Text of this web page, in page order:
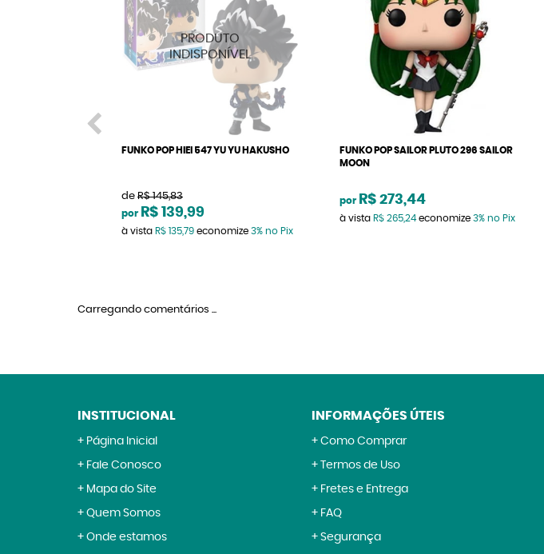
FUNKO POP HIEI 547 YU YU HAKUSHO
de R$ 145,83
por R$ 139,99
à vista R$ 135,79 economize 3% no Pix
FUNKO POP SAILOR PLUTO 296 SAILOR
MOON
por R$ 273,44
à vista R$ 265,24economize 3% no Pix
Carregando comentários ...
INSTITUCIONAL
Página Inicial
Fale Conosco
Mapa do Site
Quem Somos
Onde estamos
INFORMAÇÕES ÚTEIS
Como Comprar
Termos de Uso
Fretes e Entrega
FAQ
Segurança